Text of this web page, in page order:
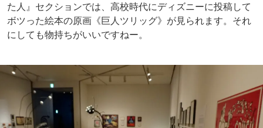
そろそろ展示も佳境です。あやしいライティングで展開さ